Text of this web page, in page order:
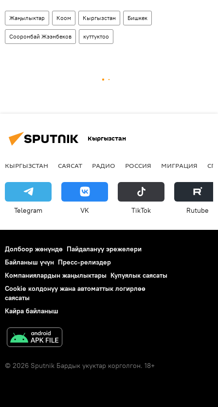
Жаңылыктар Коом Кыргызстан Бишкек
Сооронбай Жээнбеков куттуктоо
Кыргызстан
КЫРГЫЗСТАН САЯСАТ РАДИО РОССИЯ МИГРАЦИЯ
Telegram VK ТikТоk Rutube
Долбоор жөнүндө Пайдалануу эрежелери
Байланыш үчүн Пресс-релиздер
Компаниялардын жаңылыктары Купуялык саясаты
Cookie колдонуу жана автоматтык логирлөө
саясаты
Кайра байланыш
© 2026 Sputnik Бардык укуктар корголгон. 18+